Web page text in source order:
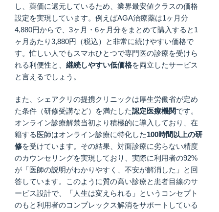
し、薬価に還元しているため、業界最安値クラスの価格
設定を実現しています。例えばAGA治療薬は1ヶ月分
4,880円からで、3ヶ月・6ヶ月分をまとめて購入すると1
ヶ月あたり3,880円（税込）と非常に続けやすい価格で
す。忙しい人でもスマホひとつで専門医の診療を受けら
れる利便性と、 継続しやすい低価格を両立したサービス
と言えるでしょう。
また、シェアクリの提携クリニックは厚生労働省が定め
た条件（研修受講など）を満たした認定医療機関です。
オンライン診療解禁当初より積極的に導入しており、在
籍する医師はオンライン診療に特化した100時間以上の研
修を受けています。その結果、対面診療に劣らない精度
のカウンセリングを実現しており、実際に利用者の92%
が「医師の説明がわかりやすく、不安が解消した」と回
答しています。このように質の高い診療と患者目線のサ
ービス設計で、「人生は変えられる」というコンセプト
のもと利用者のコンプレックス解消をサポートしている